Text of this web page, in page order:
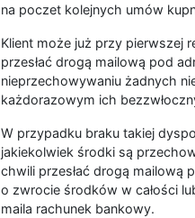
na poczet kolejnych umów
Klient może już przy pierwszej
przesłać drogą mailową pod
nieprzechowywaniu żadnych
każdorazowym ich
W przypadku braku takiej
jakiekolwiek środki są
chwili przesłać drogą mailową
o zwrocie środków w całości
maila rachunek bankowy.